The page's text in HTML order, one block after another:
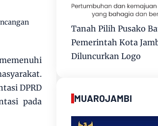
DPRD
pada
Tanah Pilih Pusako
Pemerintah Kota
Diluncurkan Logo
MUAROJAMBI